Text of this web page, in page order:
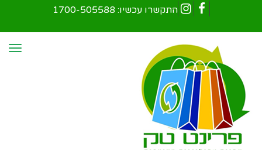
Facebook
Instagram
התקשרו עכשיו: 1700-505588